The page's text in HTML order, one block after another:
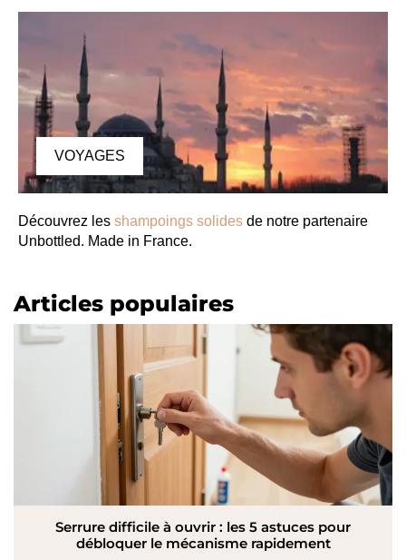
VOYAGES
Découvrez les shampoings solides de notre partenaire
Unbottled. Made in France.
Articles populaires
Serrure difficile à ouvrir : les 5 astuces pour
débloquer le mécanisme rapidement